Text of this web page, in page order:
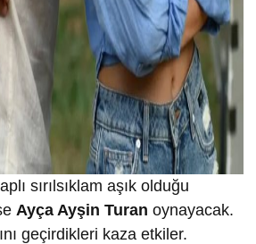
sırılsıklam aşık olduğu
Ayça Ayşin Turan oynayacak.
geçirdikleri kaza etkiler.